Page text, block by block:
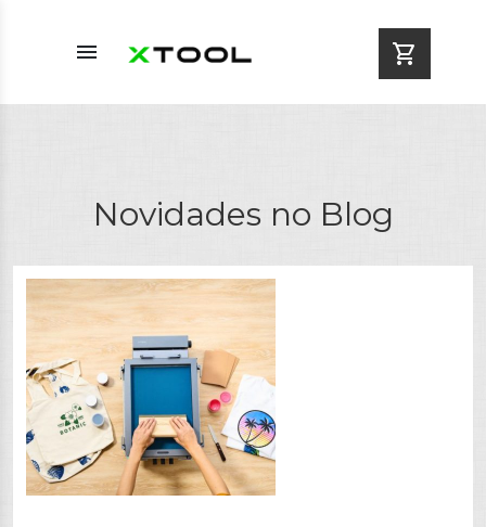
menu shopping_cart
Novidades no Blog